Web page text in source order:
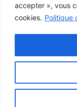
accepter », vous
cookies. Politique
Ce